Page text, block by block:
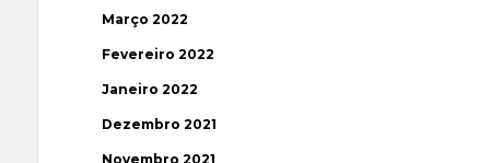
Março 2022
Fevereiro 2022
Janeiro 2022
Dezembro 2021
Novembro 2021